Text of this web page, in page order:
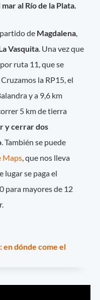
al Río de la Plata.
de Magdalena,
Vasquita. Una vez que
ruta 11, que se
la RP15, el
y a 9,6 km
5 km de tierra
y cerrar dos
. También se puede
Maps, que nos lleva
lugar se paga el
para mayores de 12
dónde come el